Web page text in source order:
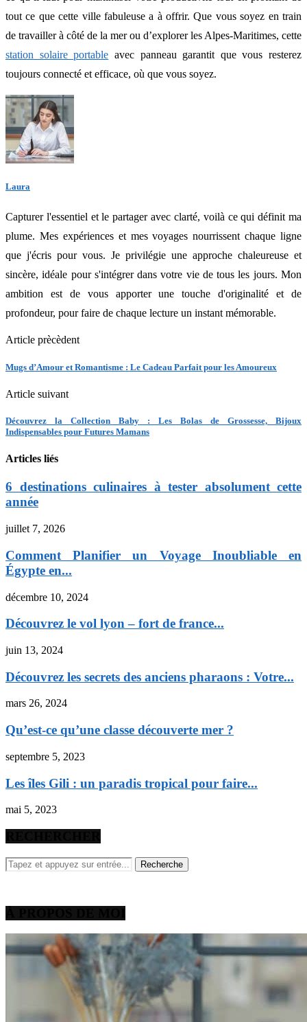
tout ce que cette ville fabuleuse a à offrir. Que vous soyez en train
de travailler à côté de la mer ou d’explorer les Alpes-Maritimes, cette
station solaire portable avec panneau garantit que vous resterez
toujours connecté et efficace, où que vous soyez.
Laura
Capturer l'essentiel et le partager avec clarté, voilà ce qui définit ma
plume. Mes expériences et mes voyages nourrissent chaque ligne
que j'écris pour vous. Je privilégie une approche chaleureuse et
sincère, idéale pour s'intégrer dans votre vie de tous les jours. Mon
ambition est de vous apporter une touche d'originalité et de
profondeur, pour faire de chaque lecture un instant mémorable.
Article prècèdent
Mugs d’Amour et Romantisme : Le Cadeau Parfait pour les Amoureux
Article suivant
Découvrez la Collection Baby : Les Bolas de Grossesse, Bijoux
Indispensables pour Futures Mamans
Articles liés
6 destinations culinaires à tester absolument cette
année
juillet 7, 2026
Comment Planifier un Voyage Inoubliable en
Égypte en...
décembre 10, 2024
Découvrez le vol lyon – fort de france...
juin 13, 2024
Découvrez les secrets des anciens pharaons : Votre...
mars 26, 2024
Qu’est-ce qu’une classe découverte mer ?
septembre 5, 2023
Les îles Gili : un paradis tropical pour faire...
mai 5, 2023